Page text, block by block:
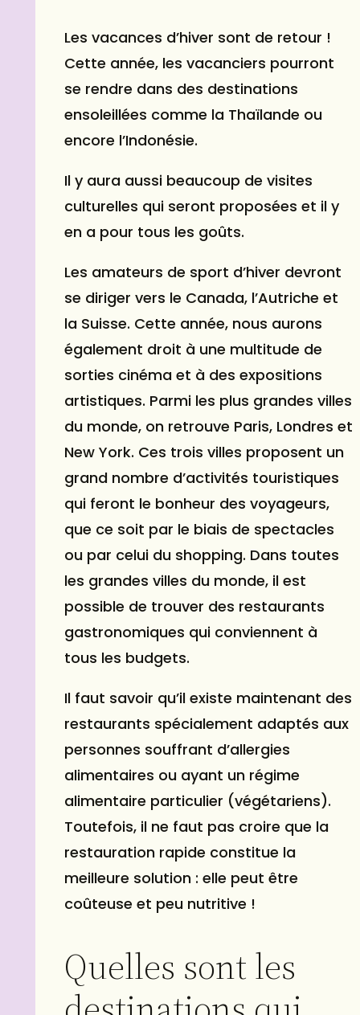
Les vacances d’hiver sont de retour !
Cette année, les vacanciers pourront
se rendre dans des destinations
ensoleillées comme la Thaïlande ou
encore l’Indonésie.
Il y aura aussi beaucoup de visites
culturelles qui seront proposées et il y
en a pour tous les goûts.
Les amateurs de sport d’hiver devront
se diriger vers le Canada, l’Autriche et
la Suisse. Cette année, nous aurons
également droit à une multitude de
sorties cinéma et à des expositions
artistiques. Parmi les plus grandes villes
du monde, on retrouve Paris, Londres et
New York. Ces trois villes proposent un
grand nombre d’activités touristiques
qui feront le bonheur des voyageurs,
que ce soit par le biais de spectacles
ou par celui du shopping. Dans toutes
les grandes villes du monde, il est
possible de trouver des restaurants
gastronomiques qui conviennent à
tous les budgets.
Il faut savoir qu’il existe maintenant des
restaurants spécialement adaptés aux
personnes souffrant d’allergies
alimentaires ou ayant un régime
alimentaire particulier (végétariens).
Toutefois, il ne faut pas croire que la
restauration rapide constitue la
meilleure solution : elle peut être
coûteuse et peu nutritive !
Quelles sont les